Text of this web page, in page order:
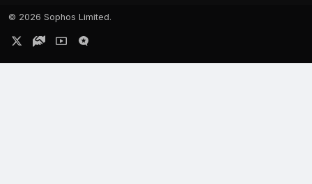
© 2026 Sophos Limited.